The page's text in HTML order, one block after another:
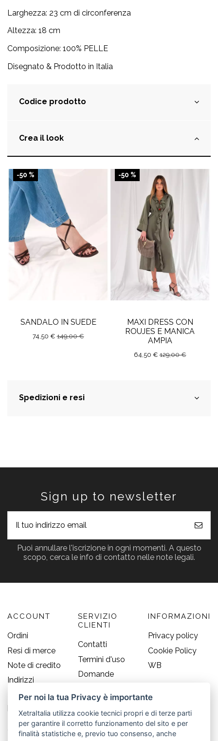
Larghezza: 23 cm di circonferenza
Altezza: 18 cm
Composizione: 100% PELLE
Disegnato & Prodotto in Italia
Codice prodotto
Crea il look
-50 %
SANDALO IN SUEDE
74,50 €149,00 €
-50 %
MAXI DRESS CON
ROUJES E MANICA
AMPIA
64,50 €129,00 €
Spedizioni e resi
Sign up to newsletter
Puoi annullare l'iscrizione in ogni momenti. A questo
scopo, cerca le info di contatto nelle note legali.
ACCOUNT
Ordini
Resi di merce
Note di credito
Indirizzi
Informazioni
personali
SERVIZIO
CLIENTI
Contatti
Termini d'uso
Domande
Guida alle
taglie
INFORMAZIONI
Privacy policy
Cookie Policy
WB
CONTATTI
Per noi la tua Privacy è importante
XetraItalia utilizza cookie tecnici propri e di terze parti
per garantire il corretto funzionamento del sito e per
finalità statistiche e, previo tuo consenso, anche